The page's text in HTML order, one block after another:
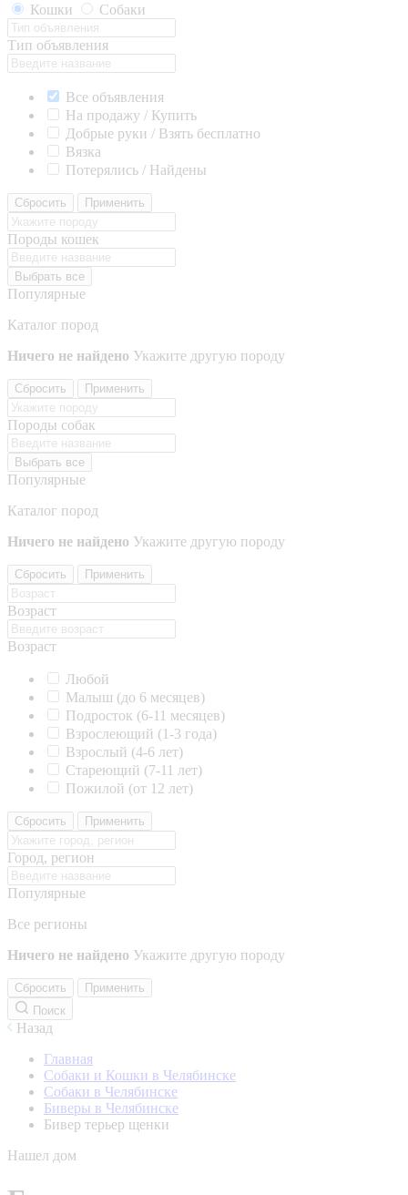
Кошки
Собаки
Тип объявления
Все объявления
На продажу / Купить
Добрые руки / Взять бесплатно
Вязка
Потерялись / Найдены
Сбросить Применить
Породы кошек
Выбрать все
Популярные
Каталог пород
Ничего не найдено Укажите другую породу
Сбросить Применить
Породы собак
Выбрать все
Популярные
Каталог пород
Ничего не найдено Укажите другую породу
Сбросить Применить
Возраст
Возраст
Любой
Малыш (до 6 месяцев)
Подросток (6-11 месяцев)
Взрослеющий (1-3 года)
Взрослый (4-6 лет)
Стареющий (7-11 лет)
Пожилой (от 12 лет)
Сбросить Применить
Город, регион
Популярные
Все регионы
Ничего не найдено Укажите другую породу
Сбросить
Применить
Поиск
Назад
Главная
Собаки и Кошки в Челябинске
Собаки в Челябинске
Биверы в Челябинске
Бивер терьер щенки
Нашел дом